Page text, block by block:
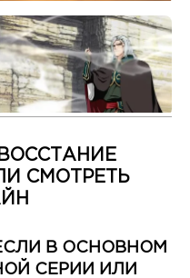
СМОТРЕТЬ
В ОСНОВНОМ
СЕРИИ ИЛИ